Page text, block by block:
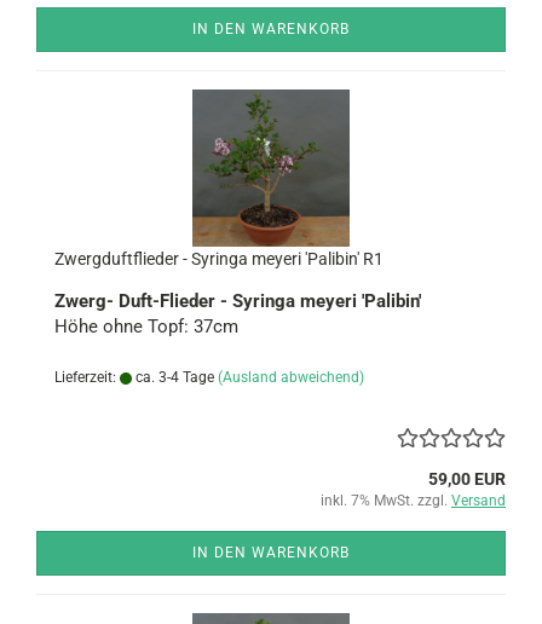
IN DEN WARENKORB
Zwerg­duft­flie­der - Sy­rin­ga meye­ri 'Pa­libin' R1
Zwerg-​ Duft-​Flieder - Sy­rin­ga meye­ri 'Pa­libin'
Höhe ohne Topf: 37cm
Lieferzeit: ca. 3-4 Tage (Ausland abweichend)
59,00 EUR
inkl. 7% MwSt. zzgl. Versand
IN DEN WARENKORB